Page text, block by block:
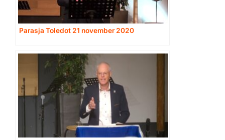
Parasja Toledot 21 november 2020